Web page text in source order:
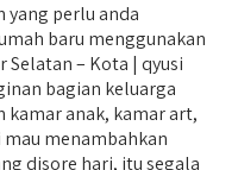
yang perlu anda
baru menggunakan
Selatan – Kota | qyusi
bagian keluarga
kamar anak, kamar art,
menambahkan
disore hari, itu segala